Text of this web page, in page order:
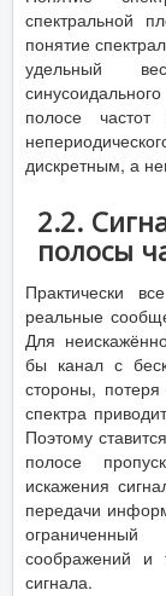
спектральной
понятие
удельный
полосе
дискретным, а
2.2.
полосы
Практически
реальные
Для
бы канал с
стороны,
спектра
Поэтому
полосе
искажения
передачи
соображений и
сигнала.